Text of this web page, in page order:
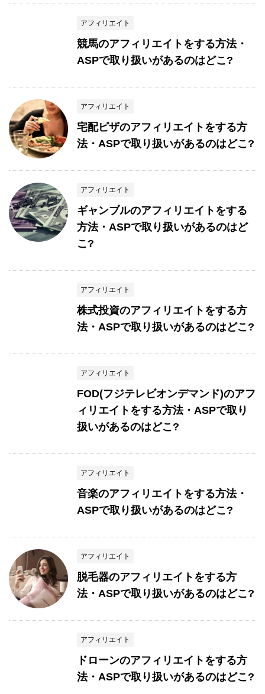
アフィリエイト
競馬のアフィリエイトをする方法・
ASPで取り扱いがあるのはどこ?
アフィリエイト
宅配ピザのアフィリエイトをする方
法・ASPで取り扱いがあるのはどこ?
アフィリエイト
ギャンブルのアフィリエイトをする
方法・ASPで取り扱いがあるのはど
こ?
アフィリエイト
株式投資のアフィリエイトをする方
法・ASPで取り扱いがあるのはどこ?
アフィリエイト
FOD(フジテレビオンデマンド)のアフ
ィリエイトをする方法・ASPで取り
扱いがあるのはどこ?
アフィリエイト
音楽のアフィリエイトをする方法・
ASPで取り扱いがあるのはどこ?
アフィリエイト
脱毛器のアフィリエイトをする方
法・ASPで取り扱いがあるのはどこ?
アフィリエイト
ドローンのアフィリエイトをする方
法・ASPで取り扱いがあるのはどこ?